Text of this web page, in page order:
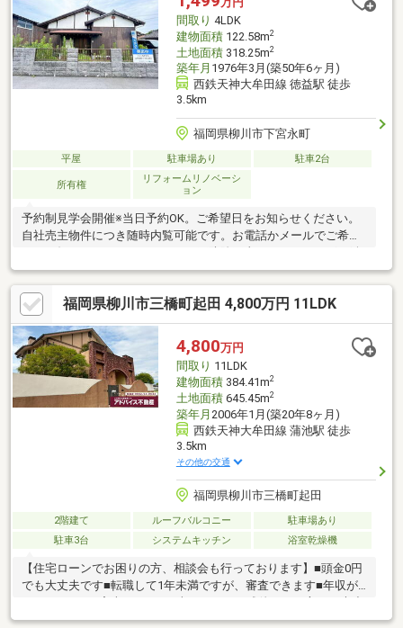
間取り 4LDK
建物面積122.58m2
土地面積318.25m2
築年月 1976年3月(築50年6ヶ月)
西鉄天神大牟田線 徳益駅 徒歩
3.5km
福岡県柳川市下宮永町
平屋 駐車場あり 駐車2台
所有権
リフォームリノベーシ
ョン
予約制見学会開催※当日予約OK。ご希望日をお知らせください。
自社売主物件につき随時内覧可能です。お電話かメールでご希望
交換、雨漏り点検、設備点検【周辺施設】・柳川市立東宮永小学
校まで約240ｍ（徒歩約3分）・柳川市立柳城中学校まで約2100ｍ
（徒歩約27分/自転車約11分）・マルキョウ柳川店様まで約700ｍ
（徒歩約9ｍ/車約2分）・セブンイレブン柳川下宮永町店様まで約
950ｍ（徒歩約12分/車約2分）
福岡県柳川市三橋町起田 4,800万円 11LDK
4,800万円
間取り 11LDK
建物面積384.41m2
土地面積645.45m2
築年月 2006年1月(築20年8ヶ月)
西鉄天神大牟田線 蒲池駅 徒歩
3.5km
その他の交通
福岡県柳川市三橋町起田
2階建て ルーフバルコニー
駐車場あり
駐車3台
システムキッチン 浴室乾燥機
【住宅ローンでお困りの方、相談会も行っております】■頭金0円
でも大丈夫です■転職して1年未満ですが、審査できます■年収が
210万円～でも審査できます■車のローンの残債がある方でも大丈
夫■自営業でも家は買えます■シングルマザーでも家は買えます■